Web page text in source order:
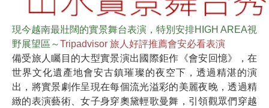
現今越南最壯闊的實景舞台表演，特別安排HIGH AREA視
野展望區～Tripadvisor 旅人好評推薦會安必看表演
備受旅人矚目的大型實景演出國際鉅作《會安回憶》，在
世界文化遺產地會安古鎮璀璨的夜空下，透過精湛的演
出，將實景劇作呈現在每個流光溢彩的美麗夜晚，透過精
緻的表演藝術、女子身穿奧黛輕歌曼舞，引領觀眾們穿越